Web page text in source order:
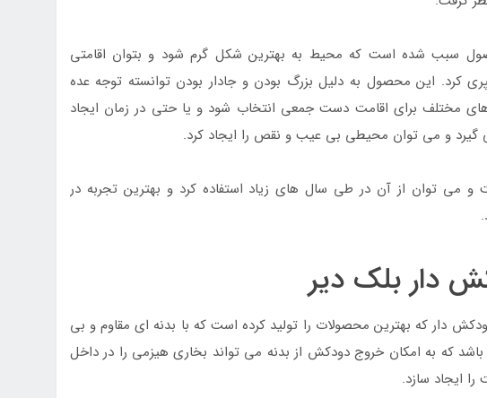
سبب شده است که محیط به بهترین شکل گرم شود و بتوان اقامتی
کرد. این محصول به دلیل بزرگ بودن و جادار بودن توانسته توجه عده
مختلف برای اقامت دست جمعی انتخاب شود و یا حتی در زمان ایجاد
گیرد و می توان محیطی بی عیب و نقص را ایجاد کرد.
و می توان از آن در طی سال های زیاد استفاده کرد و بهترین تجربه در
دار بلک دیر
دار که بهترین محصولات را تولید کرده است که با بدنه ای مقاوم و بی
که به امکان خروج دودکش از بدنه می تواند بخاری هیزمی را در داخل
ایجاد سازد.